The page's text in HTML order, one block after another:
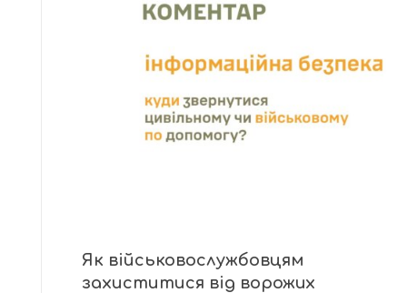
Як військовослужбовцям
захиститися від ворожих